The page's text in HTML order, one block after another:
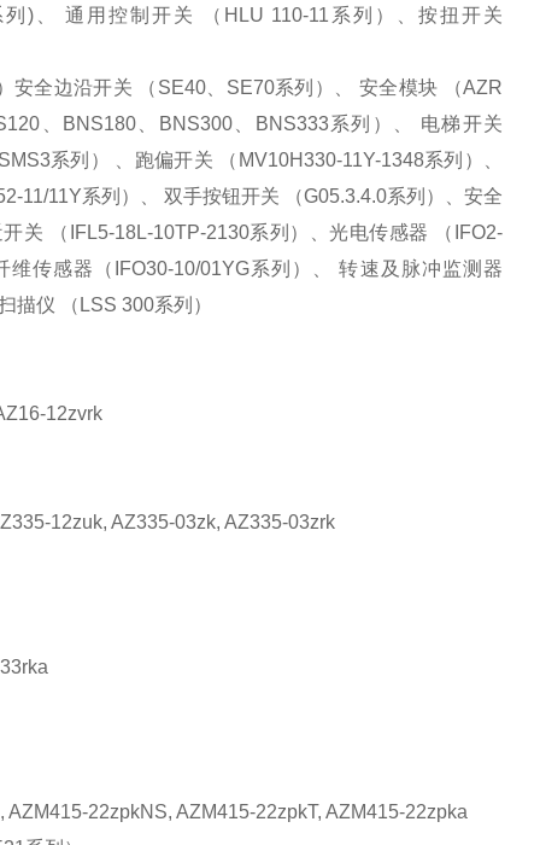
)、 通用控制开关 （HLU 110-11系列）、按扭开关
安全边沿开关 （SE40、SE70系列）、 安全模块 （AZR
、BNS180、BNS300、BNS333系列）、 电梯开关
系列） 、跑偏开关 （MV10H330-11Y-1348系列）、
11/11Y系列）、 双手按钮开关 （G05.3.4.0系列）、安全
关 （IFL5-18L-10TP-2130系列）、光电传感器 （IFO2-
传感器（IFO30-10/01YG系列）、 转速及脉冲监测器
描仪 （LSS 300系列）
12zvrk
12zuk, AZ335-03zk, AZ335-03zrk
22zpkNS, AZM415-22zpkT, AZM415-22zpka